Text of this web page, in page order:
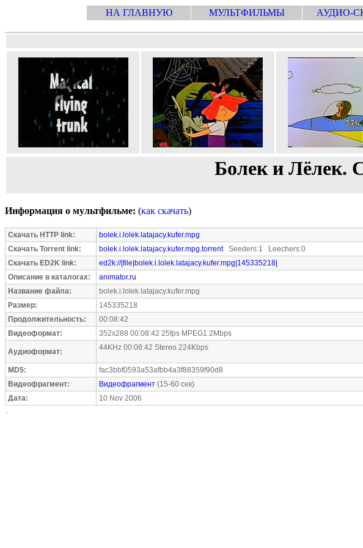
НА ГЛАВНУЮ МУЛЬТФИЛЬМЫ АУДИО-
Болек и Лёлек.
Информация о мультфильме: (как скачать)
Скачать HTTP link:
bolek.i.lolek.latajacy.kufer.mpg
Скачать Torrent link:
bolek.i.lolek.latajacy.kufer.mpg.torrentSeeders:1 Leechers:0
Скачать ED2K link:
ed2k://|file|bolek.i.lolek.latajacy.kufer.mpg|145335218|
Описание в каталогах:
animator.ru
Название файла:
bolek.i.lolek.latajacy.kufer.mpg
Размер:
145335218
Продолжительность:
00:08:42
Видеоформат:
352x288 00:08:42 25fps MPEG1 2Mbps
Аудиоформат: 44KHz 00:08:42 Stereo 224Kbps
MD5:
fac3bbf0593a53afbb4a3f88359f90d8
Видеофрагмент:
Видеофрагмент (15-60 сек)
Дата:
10 Nov 2006